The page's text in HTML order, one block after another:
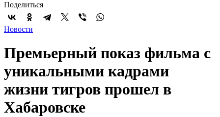
Поделиться
Новости
Премьерный показ фильма с
уникальными кадрами
жизни тигров прошел в
Хабаровске